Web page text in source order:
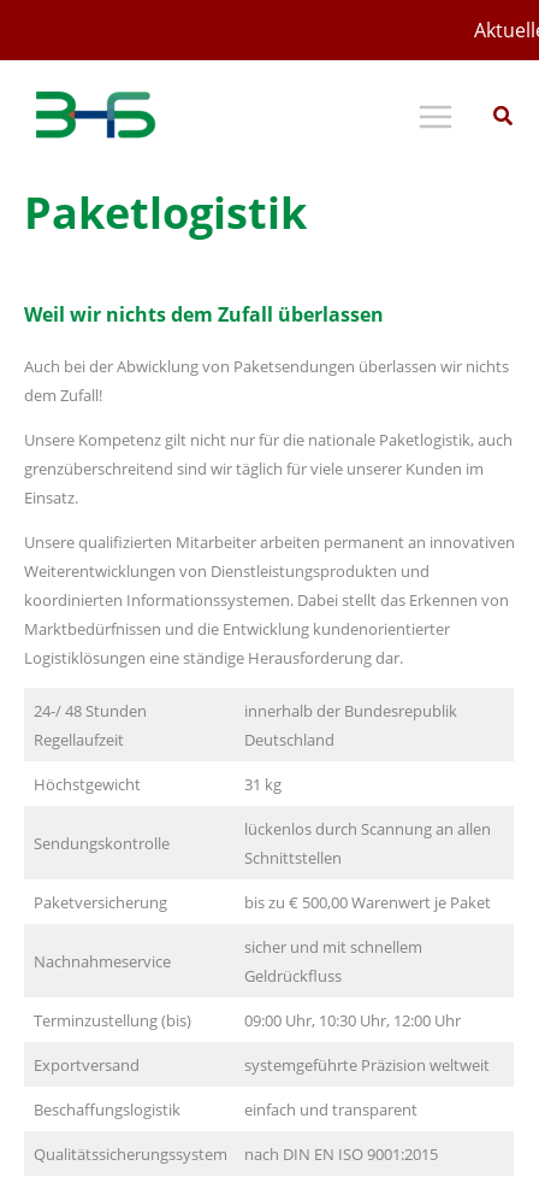
springen
Paketlogistik
Weil wir nichts dem Zufall überlassen
Auch bei der Abwicklung von Paketsendungen überlassen wir nichts
dem Zufall!
Unsere Kompetenz gilt nicht nur für die nationale Paketlogistik, auch
grenzüberschreitend sind wir täglich für viele unserer Kunden im
Einsatz.
Unsere qualifizierten Mitarbeiter arbeiten permanent an innovativen
Weiterentwicklungen von Dienstleistungsprodukten und
koordinierten Informationssystemen. Dabei stellt das Erkennen von
Marktbedürfnissen und die Entwicklung kundenorientierter
Logistiklösungen eine ständige Herausforderung dar.
24-/ 48 Stunden
Regellaufzeit
innerhalb der Bundesrepublik
Deutschland
Höchstgewicht 31 kg
Sendungskontrolle
lückenlos durch Scannung an allen
Schnittstellen
Paketversicherung bis zu € 500,00 Warenwert je Paket
Nachnahmeservice
sicher und mit schnellem
Geldrückfluss
Terminzustellung (bis) 09:00 Uhr, 10:30 Uhr, 12:00 Uhr
Exportversand systemgeführte Präzision weltweit
Beschaffungslogistik einfach und transparent
Qualitätssicherungssystem nach DIN EN ISO 9001:2015